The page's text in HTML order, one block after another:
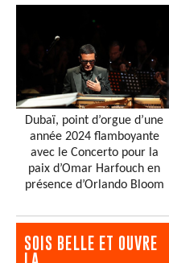
Dubaï, point d’orgue d’une
année 2024 flamboyante
avec le Concerto pour la
paix d’Omar Harfouch en
présence d’Orlando Bloom
SOIS BELLE ET OUVRE